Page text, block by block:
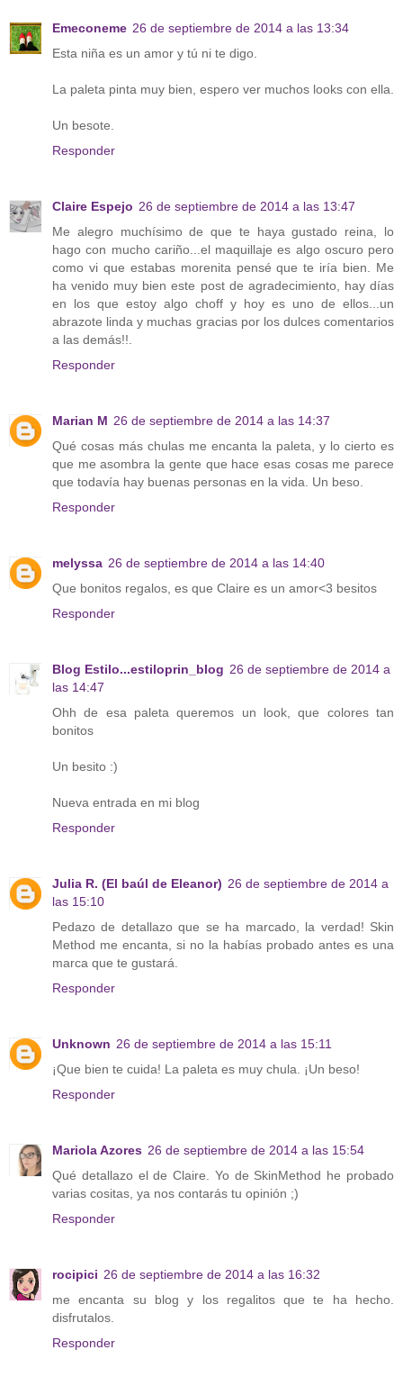
Emeconeme 26 de septiembre de 2014 a las 13:34
Esta niña es un amor y tú ni te digo.
La paleta pinta muy bien, espero ver muchos looks con ella.
Un besote.
Responder
Claire Espejo 26 de septiembre de 2014 a las 13:47
Me alegro muchísimo de que te haya gustado reina, lo
hago con mucho cariño...el maquillaje es algo oscuro pero
como vi que estabas morenita pensé que te iría bien. Me
ha venido muy bien este post de agradecimiento, hay días
en los que estoy algo choff y hoy es uno de ellos...un
abrazote linda y muchas gracias por los dulces comentarios
a las demás!!.
Responder
Marian M 26 de septiembre de 2014 a las 14:37
Qué cosas más chulas me encanta la paleta, y lo cierto es
que me asombra la gente que hace esas cosas me parece
que todavía hay buenas personas en la vida. Un beso.
Responder
melyssa 26 de septiembre de 2014 a las 14:40
Que bonitos regalos, es que Claire es un amor<3 besitos
Responder
Blog Estilo...estiloprin_blog 26 de septiembre de 2014 a
las 14:47
Ohh de esa paleta queremos un look, que colores tan
bonitos
Un besito :)
Nueva entrada en mi blog
Responder
Julia R. (El baúl de Eleanor) 26 de septiembre de 2014 a
las 15:10
Pedazo de detallazo que se ha marcado, la verdad! Skin
Method me encanta, si no la habías probado antes es una
marca que te gustará.
Responder
Unknown 26 de septiembre de 2014 a las 15:11
¡Que bien te cuida! La paleta es muy chula. ¡Un beso!
Responder
Mariola Azores 26 de septiembre de 2014 a las 15:54
Qué detallazo el de Claire. Yo de SkinMethod he probado
varias cositas, ya nos contarás tu opinión ;)
Responder
rocipici 26 de septiembre de 2014 a las 16:32
me encanta su blog y los regalitos que te ha hecho.
disfrutalos.
Responder